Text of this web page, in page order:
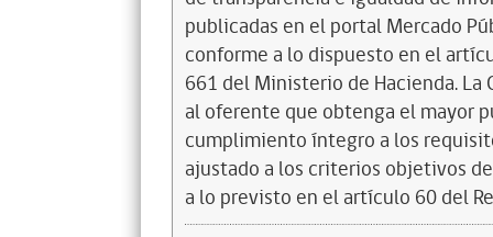
publicadas en el portal Mercado
conforme a lo dispuesto en el
661 del Ministerio de Hacienda.
al oferente que obtenga el mayor
cumplimiento íntegro a los
ajustado a los criterios objetivos
a lo previsto en el artículo 60 del